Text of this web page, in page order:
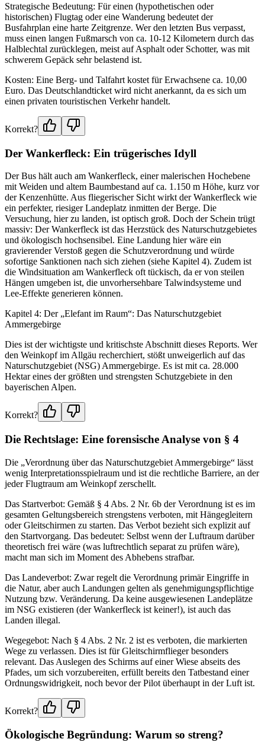
Strategische Bedeutung: Für einen (hypothetischen oder
historischen) Flugtag oder eine Wanderung bedeutet der
Busfahrplan eine harte Zeitgrenze. Wer den letzten Bus verpasst,
muss einen langen Fußmarsch von ca. 10-12 Kilometern durch das
Halblechtal zurücklegen, meist auf Asphalt oder Schotter, was mit
schwerem Gepäck sehr belastend ist.
Kosten: Eine Berg- und Talfahrt kostet für Erwachsene ca. 10,00
Euro. Das Deutschlandticket wird nicht anerkannt, da es sich um
einen privaten touristischen Verkehr handelt.
Korrekt?
Der Wankerfleck: Ein trügerisches Idyll
Der Bus hält auch am Wankerfleck, einer malerischen Hochebene
mit Weiden und altem Baumbestand auf ca. 1.150 m Höhe, kurz vor
der Kenzenhütte. Aus fliegerischer Sicht wirkt der Wankerfleck wie
ein perfekter, riesiger Landeplatz inmitten der Berge. Die
Versuchung, hier zu landen, ist optisch groß. Doch der Schein trügt
massiv: Der Wankerfleck ist das Herzstück des Naturschutzgebietes
und ökologisch hochsensibel. Eine Landung hier wäre ein
gravierender Verstoß gegen die Schutzverordnung und würde
sofortige Sanktionen nach sich ziehen (siehe Kapitel 4). Zudem ist
die Windsituation am Wankerfleck oft tückisch, da er von steilen
Hängen umgeben ist, die unvorhersehbare Talwindsysteme und
Lee-Effekte generieren können.
Kapitel 4: Der „Elefant im Raum“: Das Naturschutzgebiet
Ammergebirge
Dies ist der wichtigste und kritischste Abschnitt dieses Reports. Wer
den Weinkopf im Allgäu recherchiert, stößt unweigerlich auf das
Naturschutzgebiet (NSG) Ammergebirge. Es ist mit ca. 28.000
Hektar eines der größten und strengsten Schutzgebiete in den
bayerischen Alpen.
Korrekt?
Die Rechtslage: Eine forensische Analyse von § 4
Die „Verordnung über das Naturschutzgebiet Ammergebirge“ lässt
wenig Interpretationsspielraum und ist die rechtliche Barriere, an der
jeder Flugtraum am Weinkopf zerschellt.
Das Startverbot: Gemäß § 4 Abs. 2 Nr. 6b der Verordnung ist es im
gesamten Geltungsbereich strengstens verboten, mit Hängegleitern
oder Gleitschirmen zu starten. Das Verbot bezieht sich explizit auf
den Startvorgang. Das bedeutet: Selbst wenn der Luftraum darüber
theoretisch frei wäre (was luftrechtlich separat zu prüfen wäre),
macht man sich im Moment des Abhebens strafbar.
Das Landeverbot: Zwar regelt die Verordnung primär Eingriffe in
die Natur, aber auch Landungen gelten als genehmigungspflichtige
Nutzung bzw. Veränderung. Da keine ausgewiesenen Landeplätze
im NSG existieren (der Wankerfleck ist keiner!), ist auch das
Landen illegal.
Wegegebot: Nach § 4 Abs. 2 Nr. 2 ist es verboten, die markierten
Wege zu verlassen. Dies ist für Gleitschirmflieger besonders
relevant. Das Auslegen des Schirms auf einer Wiese abseits des
Pfades, um sich vorzubereiten, erfüllt bereits den Tatbestand einer
Ordnungswidrigkeit, noch bevor der Pilot überhaupt in der Luft ist.
Korrekt?
Ökologische Begründung: Warum so streng?